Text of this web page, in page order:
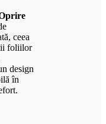
ceea
foliilor
design
în